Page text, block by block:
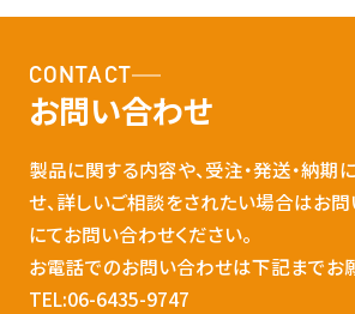
CONTACT
お問い合わせ
製品に関する内容や、受注・発送・納期
せ、詳しいご相談をされたい場合はお
にてお問い合わせください。
お電話でのお問い合わせは下記までお
TEL:06-6435-9747